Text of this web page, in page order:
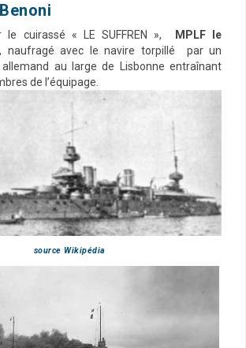
le cuirassé « LE SUFFREN »,
MPLF le
, naufragé avec le navire torpillé par un
au large de Lisbonne entraînant
de l’équipage.
source Wikipédia